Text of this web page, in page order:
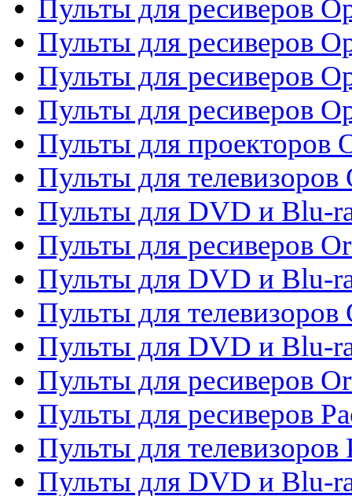
Пульты для ресиверов
Пульты для ресиверов
Пульты для ресиверов
Пульты для ресиверов
Пульты для проекторов
Пульты для телевизоров
Пульты для DVD и Blu-
Пульты для ресиверов
Пульты для DVD и Blu-
Пульты для телевизоров
Пульты для DVD и Blu-
Пульты для ресиверов
Пульты для ресиверов
Пульты для телевизоров
Пульты для DVD и Blu-